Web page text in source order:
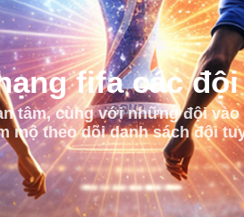
fifa các
cùng với những đội vào
theo dõi danh sách đội